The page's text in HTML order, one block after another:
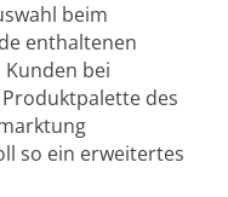
beim
enthaltenen
bei
des
so ein erweitertes